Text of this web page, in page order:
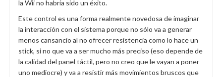
la Wii no habría sido un éxito.
Este control es una forma realmente novedosa de imaginar
la interacción con el sistema porque no sólo va a generar
menos cansancio al no ofrecer resistencia como lo hace un
stick, si no que va a ser mucho más preciso (eso depende de
la calidad del panel táctil, pero no creo que le vayan a poner
uno mediocre) y va a resistir más movimientos bruscos que